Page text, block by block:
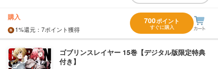
購入
1%還元 ：7ポイント獲得
700ポイント
すぐに購入
ゴブリンスレイヤー 15巻【デジタル版限定特典
付き】